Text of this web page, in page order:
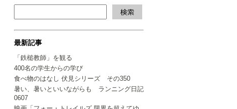
最新記事
「鉄槌教師」を観る
400名の学生からの学び
食べ物のはなし 伏見シリーズ その350
暑い、暑いといいながらも ランニング日記
0607